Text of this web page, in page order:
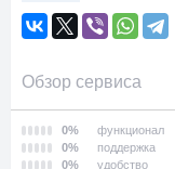
Обзор сервиса
0%
функционал
0%
поддержка
0%
удобство